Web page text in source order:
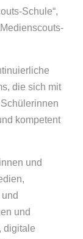
Schule“,
die sich mit
kompetent
und
und
digitale